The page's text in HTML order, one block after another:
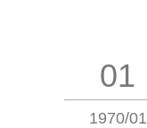
01
1970/01